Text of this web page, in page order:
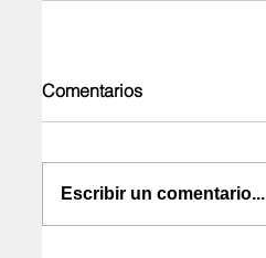
Comentarios
Escribir un comentario...